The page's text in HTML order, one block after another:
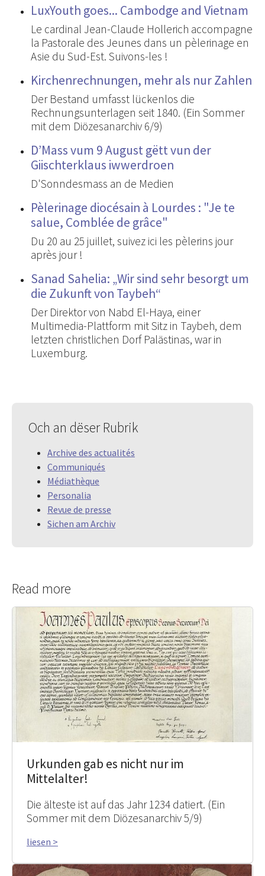
LuxYouth goes... Cambodge and Vietnam
Le cardinal Jean-Claude Hollerich accompagne
la Pastorale des Jeunes dans un pèlerinage en
Asie du Sud-Est. Suivons-les !
Kirchenrechnungen, mehr als nur Zahlen
Der Bestand umfasst lückenlos die
Rechnungsunterlagen seit 1840. (Ein Sommer
mit dem Diözesanarchiv 6/9)
D’Mass vum 9 August gëtt vun der
Giischterklaus iwwerdroen
D'Sonndesmass an de Medien
Pèlerinage diocésain à Lourdes : "Je te
salue, Comblée de grâce"
Du 20 au 25 juillet, suivez ici les pèlerins jour
après jour !
Sanad Sahelia: „Wir sind sehr besorgt um
die Zukunft von Taybeh“
Der Direktor von Nabd El-Haya, einer
Multimedia-Plattform mit Sitz in Taybeh, dem
letzten christlichen Dorf Palästinas, war in
Luxemburg.
Och an dëser Rubrik
Archive des actualités
Communiqués
Médiathèque
Personalia
Revue de presse
Sichen am Archiv
Read more
Urkunden gab es nicht nur im
Mittelalter!
Die älteste ist auf das Jahr 1234 datiert. (Ein
Sommer mit dem Diözesanarchiv 5/9)
liesen >